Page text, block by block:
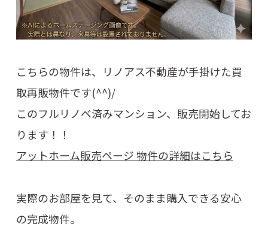
こちらの物件は、リノアス不動産が手掛けた買
取再販物件です(^^)/
このフルリノベ済みマンション、販売開始してお
ります！！
アットホーム販売ページ 物件の詳細はこちら
実際のお部屋を見て、そのまま購入できる安心
の完成物件。